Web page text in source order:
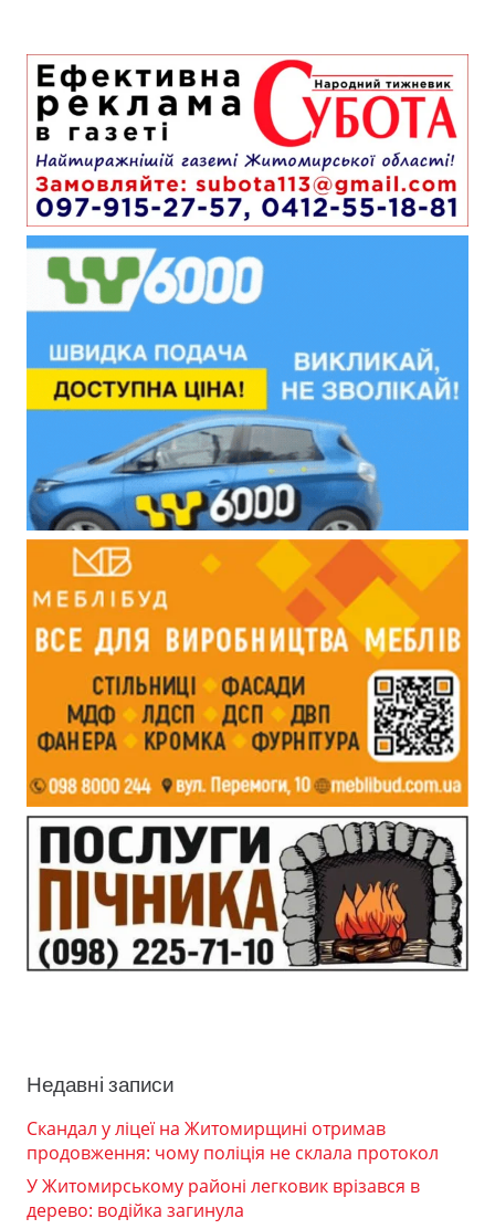
Недавні записи
Скандал у ліцеї на Житомирщині отримав
продовження: чому поліція не склала протокол
У Житомирському районі легковик врізався в
дерево: водійка загинула